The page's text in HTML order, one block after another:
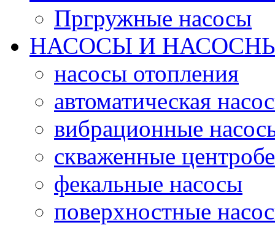
Пргружные насосы
НАСОСЫ И
насосы отопления
автоматическая
вибрационные
скваженные
фекальные насосы
поверхностные